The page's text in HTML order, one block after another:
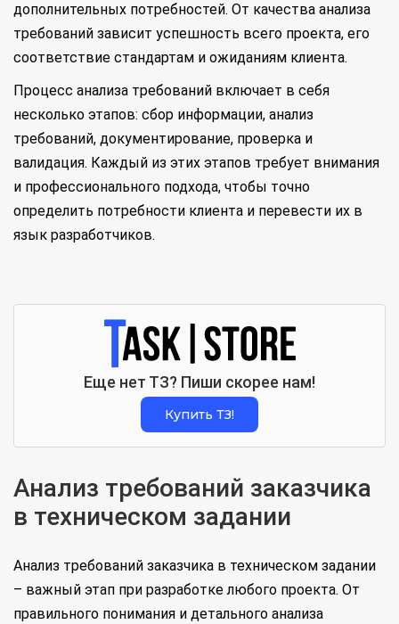
дополнительных потребностей. От качества анализа
требований зависит успешность всего проекта, его
соответствие стандартам и ожиданиям клиента.
Процесс анализа требований включает в себя
несколько этапов: сбор информации, анализ
требований, документирование, проверка и
валидация. Каждый из этих этапов требует внимания
и профессионального подхода, чтобы точно
определить потребности клиента и перевести их в
язык разработчиков.
Еще нет ТЗ? Пиши скорее нам!
Купить ТЗ!
Анализ требований заказчика
в техническом задании
Анализ требований заказчика в техническом задании
– важный этап при разработке любого проекта. От
правильного понимания и детального анализа